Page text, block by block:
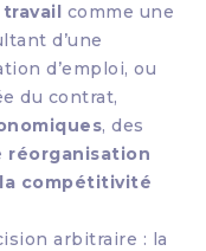
travail comme une
d’une
d’emploi, ou
du contrat,
, des
réorganisation
compétitivité
arbitraire : la